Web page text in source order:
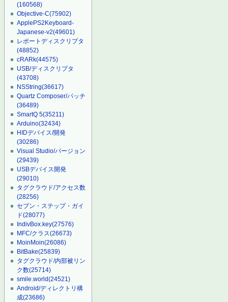
(160568)
Objective-C(75902)
ApplePS2Keyboard-
Japanese-v2(49601)
レポートディスクリプタ
(48852)
cRARk(44575)
USB/ディスクリプタ
(43708)
NSString(36617)
Quartz Composer/パッチ
(36489)
SmartQ 5(35211)
Arduino(32434)
HIDデバイス/開発
(30286)
Visual Studio/バージョン
(29439)
USBデバイス開発
(29010)
タグクラウド/アクセス数
(28256)
セブン・ステップ・ガイ
ド(28077)
IndivBox.key(27576)
MFC/クラス(26673)
MoinMoin(26086)
BitBake(25839)
タグクラウド/内部被リン
ク数(25714)
smile.world(24521)
Android/ディレクトリ構
成(23686)